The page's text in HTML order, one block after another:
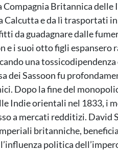
Compagnia Britannica
Calcutta e da lì trasportati
da guadagnare dalle
e i suoi otto figli
una
dei Sassoon fu
Dopo la fine del
Indie orientali nel 1833, i
a mercati redditizi. David
britanniche,
politica